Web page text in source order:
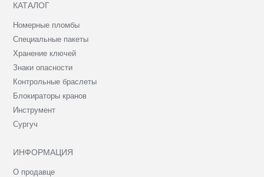
КАТАЛОГ
Номерные пломбы
Специальные пакеты
Хранение ключей
Знаки опасности
Контрольные браслеты
Блокираторы кранов
Инструмент
Сургуч
ИНФОРМАЦИЯ
О продавце